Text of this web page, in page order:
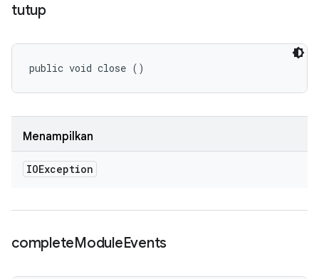
tutup
public void close ()
Menampilkan
IOException
completeModuleEvents